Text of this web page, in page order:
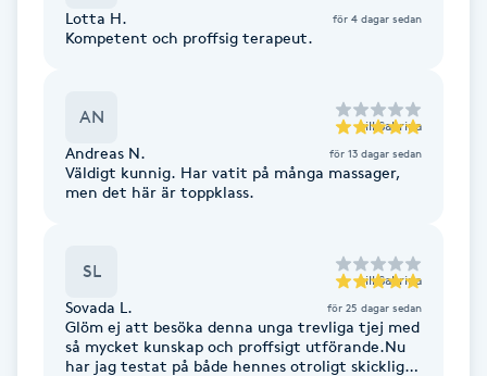
Gua Sha-massage
Headspa
Herrklippning
Lotta H. för 4 dagar sedan
Kompetent och proffsig terapeut.
AN till Sabrina
Andreas N. för 13 dagar sedan
Väldigt kunnig. Har vatit på många massager,
men det här är toppklass.
SL till Sabrina
Sovada L. för 25 dagar sedan
Glöm ej att besöka denna unga trevliga tjej med
så mycket kunskap och proffsigt utförande.Nu
har jag testat på både hennes otroligt skickliga